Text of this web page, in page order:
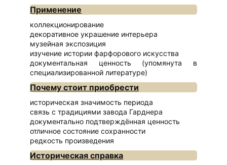
Применение
коллекционирование
декоративное украшение интерьера
музейная экспозиция
изучение истории фарфорового искусства
документальная ценность (упомянута в
специализированной литературе)
Почему стоит приобрести
историческая значимость периода
связь с традициями завода Гарднера
документально подтверждённая ценность
отличное состояние сохранности
редкость произведения
Историческая справка